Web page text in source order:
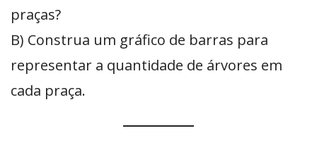
praças?
B) Construa um gráfico de barras para
representar a quantidade de árvores em
cada praça.